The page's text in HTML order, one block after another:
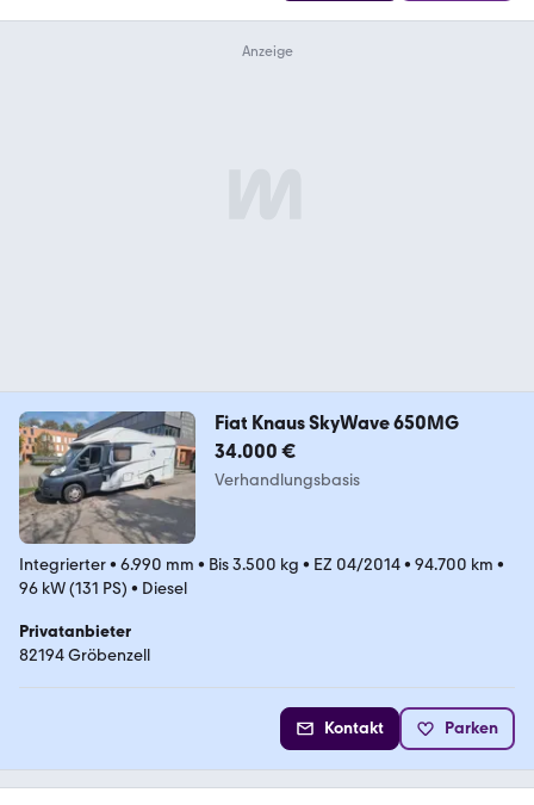
Fiat Knaus SkyWave 650MG
34.000 €
Verhandlungsbasis
Integrierter• 6.990 mm • Bis 3.500 kg • EZ 04/2014• 94.700 km •
96 kW (131 PS) • Diesel
Privatanbieter
82194 Gröbenzell
Kontakt Parken